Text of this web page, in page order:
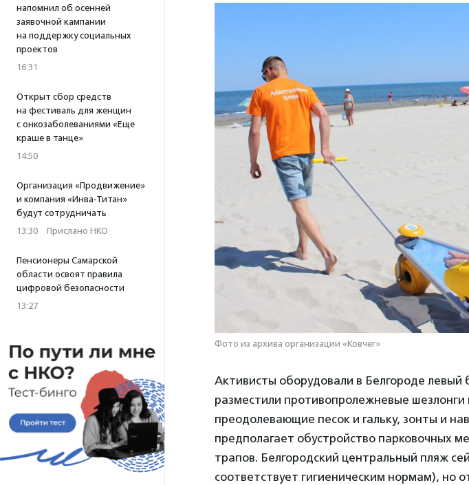
напомнил об осенней
заявочной кампании
на поддержку социальных
проектов
16:31
Открыт сбор средств
на фестиваль для женщин
с онкозаболеваниями «Еще
краше в танце»
14:50
Организация «Продвижение»
и компания «Инва-Титан»
будут сотрудничать
13:30 · Прислано НКО
Пенсионеры Самарской
области освоят правила
цифровой безопасности
13:27
Фото из архива организации «Ковчег»
Активисты оборудовали в Белгороде левый
разместили противопролежневые
преодолевающие песок и гальку, зонты и
предполагает обустройство парковочных
трапов. Белгородский центральный пляж
соответствует гигиеническим нормам), но